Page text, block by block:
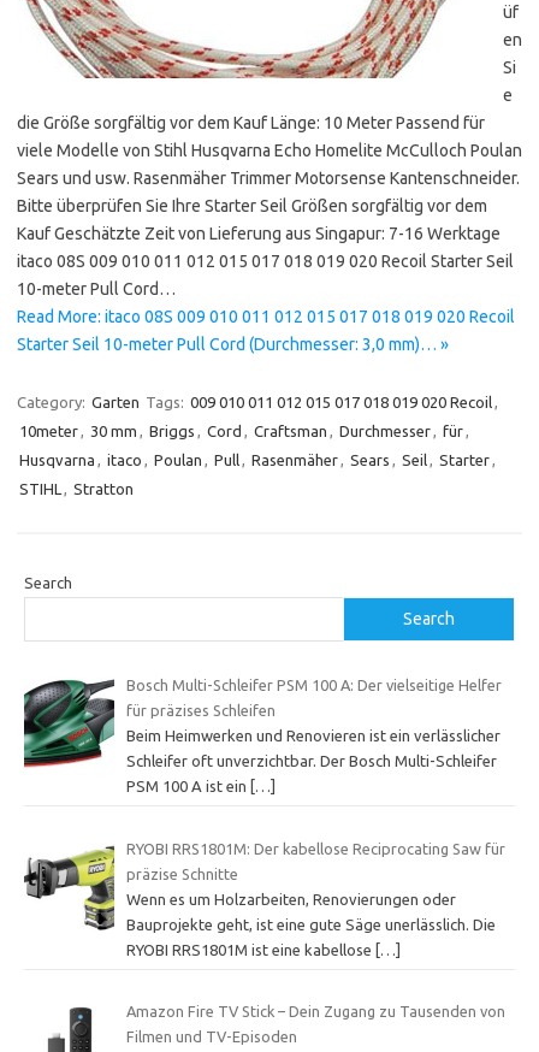
üf
en
Si
e
die Größe sorgfältig vor dem Kauf Länge: 10 Meter Passend für
viele Modelle von Stihl Husqvarna Echo Homelite McCulloch Poulan
Sears und usw. Rasenmäher Trimmer Motorsense Kantenschneider.
Bitte überprüfen Sie Ihre Starter Seil Größen sorgfältig vor dem
Kauf Geschätzte Zeit von Lieferung aus Singapur: 7-16 Werktage
itaco 08S 009 010 011 012 015 017 018 019 020 Recoil Starter Seil
10-meter Pull Cord…
Read More: itaco 08S 009 010 011 012 015 017 018 019 020 Recoil
Starter Seil 10-meter Pull Cord (Durchmesser: 3,0 mm)… »
Category: Garten Tags: 009 010 011 012 015 017 018 019 020 Recoil,
10meter, 30 mm , Briggs , Cord , Craftsman , Durchmesser, für,
Husqvarna , itaco , Poulan , Pull, Rasenmäher, Sears , Seil, Starter,
STIHL , Stratton
Search
Search
Bosch Multi-Schleifer PSM 100 A: Der vielseitige Helfer
für präzises Schleifen
Beim Heimwerken und Renovieren ist ein verlässlicher
Schleifer oft unverzichtbar. Der Bosch Multi-Schleifer
PSM 100 A ist ein
[…]
RYOBI RRS1801M: Der kabellose Reciprocating Saw für
präzise Schnitte
Wenn es um Holzarbeiten, Renovierungen oder
Bauprojekte geht, ist eine gute Säge unerlässlich. Die
RYOBI RRS1801M ist eine kabellose […]
Amazon Fire TV Stick – Dein Zugang zu Tausenden von
Filmen und TV-Episoden